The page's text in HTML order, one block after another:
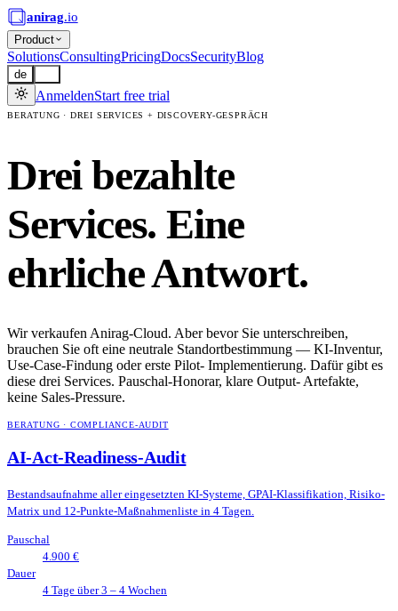
anirag.io
Product
SolutionsConsultingPricingDocsSecurityBlog
de
AnmeldenStart free trial
BERATUNG · DREI SERVICES + DISCOVERY-GESPRÄCH
Drei bezahlte
Services.Eine
ehrliche Antwort.
Wir verkaufen Anirag-Cloud. Aber bevor Sie unterschreiben,
brauchen Sie oft eine neutrale Standortbestimmung — KI-Inventur,
Use-Case-Findung oder erste Pilot- Implementierung. Dafür gibt es
diese drei Services. Pauschal-Honorar, klare Output- Artefakte,
keine Sales-Pressure.
BERATUNG · COMPLIANCE-AUDIT
AI-Act-Readiness-Audit
Bestandsaufnahme aller eingesetzten KI-Systeme, GPAI-Klassifikation, Risiko-
Matrix und 12-Punkte-Maßnahmenliste in 4 Tagen.
Pauschal
4.900 €
Dauer
4 Tage über 3 – 4 Wochen